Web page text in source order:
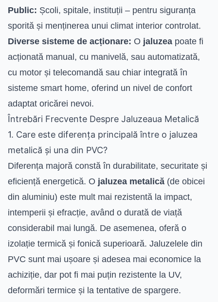
Public: Școli, spitale, instituții – pentru siguranța
sporită și menținerea unui climat interior controlat.
Diverse sisteme de acționare: O jaluzea poate fi
acționată manual, cu manivelă, sau automatizată,
cu motor și telecomandă sau chiar integrată în
sisteme smart home, oferind un nivel de confort
adaptat oricărei nevoi.
Întrebări Frecvente Despre Jaluzeaua Metalică
1. Care este diferența principală între o jaluzea
metalică și una din PVC?
Diferența majoră constă în durabilitate, securitate și
eficiență energetică. O jaluzea metalică (de obicei
din aluminiu) este mult mai rezistentă la impact,
intemperii și efracție, având o durată de viață
considerabil mai lungă. De asemenea, oferă o
izolație termică și fonică superioară. Jaluzelele din
PVC sunt mai ușoare și adesea mai economice la
achiziție, dar pot fi mai puțin rezistente la UV,
deformări termice și la tentative de spargere.